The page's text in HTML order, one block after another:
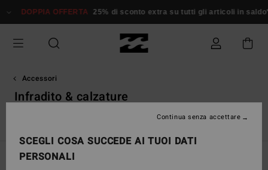
alla
griglie
prodotti
OFFERTA 25% di sconto extra su tutti gli articoli in saldo* Donna
Accessori
Infradito & calzature
Filtra e Ordina
SCEGLI COSA SUCCEDE AI TUOI DATI
PERSONALI
Continua senza accettare